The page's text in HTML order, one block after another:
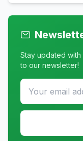
Stay updated
to our newsletter!